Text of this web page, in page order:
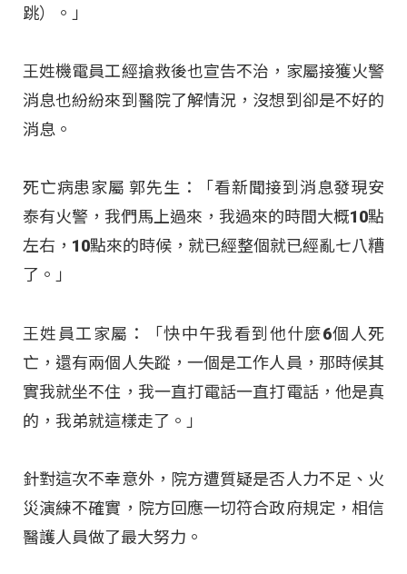
跳）。」
王姓機電員工經搶救後也宣告不治，家屬接獲火警
消息也紛紛來到醫院了解情況，沒想到卻是不好的
消息。
死亡病患家屬 郭先生：「看新聞接到消息發現安
泰有火警，我們馬上過來，我過來的時間大概10點
左右，10點來的時候，就已經整個就已經亂七八糟
了。」
王姓員工家屬：「快中午我看到他什麼6個人死
亡，還有兩個人失蹤，一個是工作人員，那時候其
實我就坐不住，我一直打電話一直打電話，他是真
的，我弟就這樣走了。」
針對這次不幸意外，院方遭質疑是否人力不足、火
災演練不確實，院方回應一切符合政府規定，相信
醫護人員做了最大努力。